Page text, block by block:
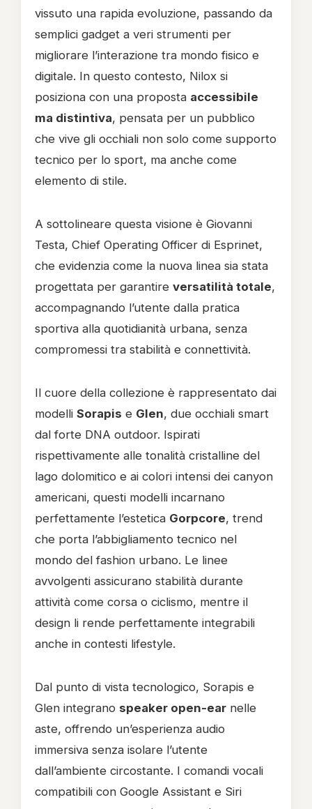
vissuto una rapida evoluzione, passando da
semplici gadget a veri strumenti per
migliorare l’interazione tra mondo fisico e
digitale. In questo contesto, Nilox si
posiziona con una proposta accessibile
ma distintiva, pensata per un pubblico
che vive gli occhiali non solo come supporto
tecnico per lo sport, ma anche come
elemento di stile.
A sottolineare questa visione è Giovanni
Testa, Chief Operating Officer di Esprinet,
che evidenzia come la nuova linea sia stata
progettata per garantire versatilità totale,
accompagnando l’utente dalla pratica
sportiva alla quotidianità urbana, senza
compromessi tra stabilità e connettività.
Il cuore della collezione è rappresentato dai
modelli Sorapis e Glen, due occhiali smart
dal forte DNA outdoor. Ispirati
rispettivamente alle tonalità cristalline del
lago dolomitico e ai colori intensi dei canyon
americani, questi modelli incarnano
perfettamente l’estetica Gorpcore, trend
che porta l’abbigliamento tecnico nel
mondo del fashion urbano. Le linee
avvolgenti assicurano stabilità durante
attività come corsa o ciclismo, mentre il
design li rende perfettamente integrabili
anche in contesti lifestyle.
Dal punto di vista tecnologico, Sorapis e
Glen integrano speaker open-ear nelle
aste, offrendo un’esperienza audio
immersiva senza isolare l’utente
dall’ambiente circostante. I comandi vocali
compatibili con Google Assistant e Siri